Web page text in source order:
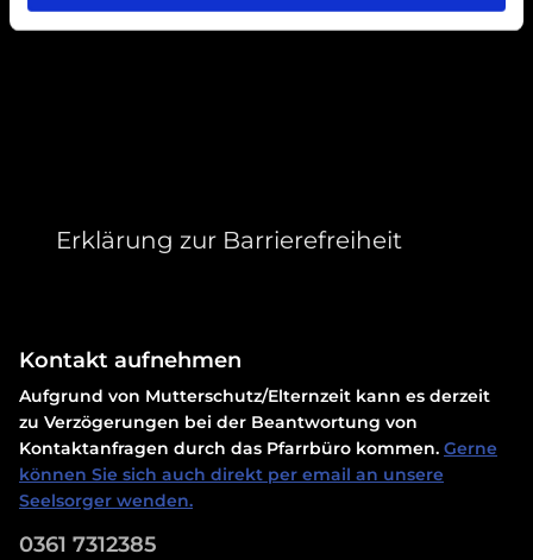
Erklärung zur Barrierefreiheit
Kontakt aufnehmen
Aufgrund von Mutterschutz/Elternzeit kann es derzeit
zu Verzögerungen bei der Beantwortung von
Kontaktanfragen durch das Pfarrbüro kommen. Gerne
können Sie sich auch direkt per email an unsere
Seelsorger wenden.
0361 7312385